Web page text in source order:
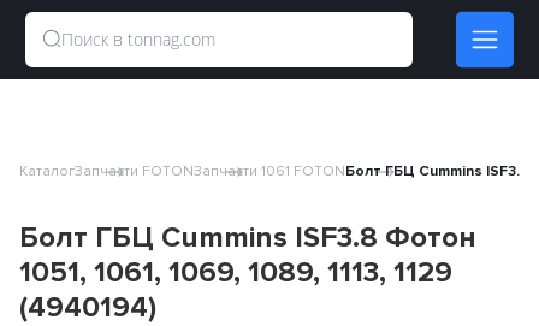
КаталогЗапчасти FOTONЗапчасти 1061 FOTONБолт ГБЦ Cummins ISF3.8
Болт ГБЦ Cummins ISF3.8 Фотон
1051, 1061, 1069, 1089, 1113, 1129
(4940194)